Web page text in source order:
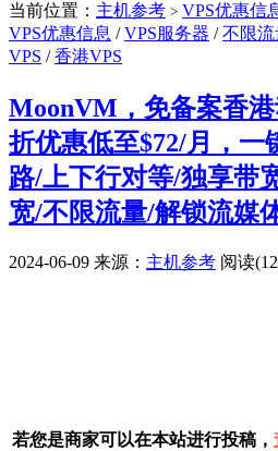
当前位置： 主机参考 > VPS优惠信
VPS优惠信息 /VPS服务器 /不限流
VPS /香港VPS
MoonVM，免备案香
折优惠低至$72/月，
路/上下行对等/独享带
宽/不限流量/解锁流媒
2024-06-09 来源： 主机参考 阅读
若您是商家可以在本站进行投稿，